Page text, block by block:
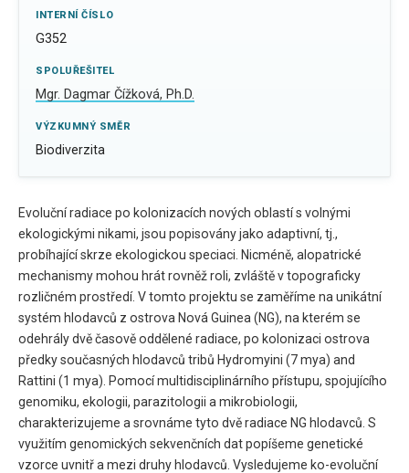
INTERNÍ ČÍSLO
G352
SPOLUŘEŠITEL
Mgr. Dagmar Čížková, Ph.D.
VÝZKUMNÝ SMĚR
Biodiverzita
Evoluční radiace po kolonizacích nových oblastí s volnými
ekologickými nikami, jsou popisovány jako adaptivní, tj.,
probíhající skrze ekologickou speciaci. Nicméně, alopatrické
mechanismy mohou hrát rovněž roli, zvláště v topograficky
rozličném prostředí. V tomto projektu se zaměříme na unikátní
systém hlodavců z ostrova Nová Guinea (NG), na kterém se
odehrály dvě časově oddělené radiace, po kolonizaci ostrova
předky současných hlodavců tribů Hydromyini (7 mya) and
Rattini (1 mya). Pomocí multidisciplinárního přístupu, spojujícího
genomiku, ekologii, parazitologii a mikrobiologii,
charakterizujeme a srovnáme tyto dvě radiace NG hlodavců. S
využitím genomických sekvenčních dat popíšeme genetické
vzorce uvnitř a mezi druhy hlodavců. Vysledujeme ko-evoluční